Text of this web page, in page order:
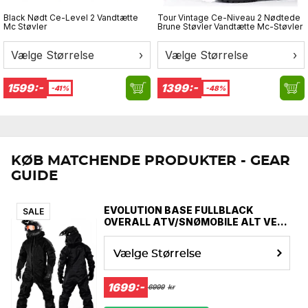
Normal i størrelsen.
Black Nødt Ce-Level 2 Vandtætte
Mc Støvler
Vælge Størrelse ›
1599:- -41%
Tour Vintage Ce-Niveau 2 Nødtede
Brune Støvler Vandtætte Mc-Støvler
Vælge Størrelse ›
1399:- -48%
KØB MATCHENDE PRODUKTER - GEAR
GUIDE
SALE
EVOLUTION BASE FULLBLACK
OVERALL ATV/SNØMOBILE ALT VEJR
OVERALL
Vælge Størrelse
1699:- 6999 kr